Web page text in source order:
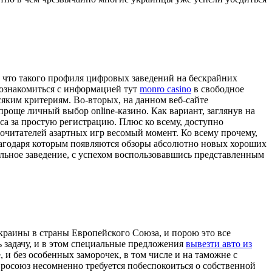
такого профиля цифровых заведений на бескрайних
с информацией тут monro casino в свободное
критериям. Во-вторых, на данном веб-сайте
личный выбор online-казино. Как вариант, заглянув на
за простую регистрацию. Плюс ко всему, доступно
азартных игр весомый момент. Ко всему прочему,
которым появляются обзоры абсолютно новых хороших
заведение, с успехом воспользовавшись представленным
в страны Европейского Союза, и порою это все
и в этом специальные предложения вывезти авто из
без особенных заморочек, в том числе и на таможне с
несомненно требуется побеспокоиться о собственной